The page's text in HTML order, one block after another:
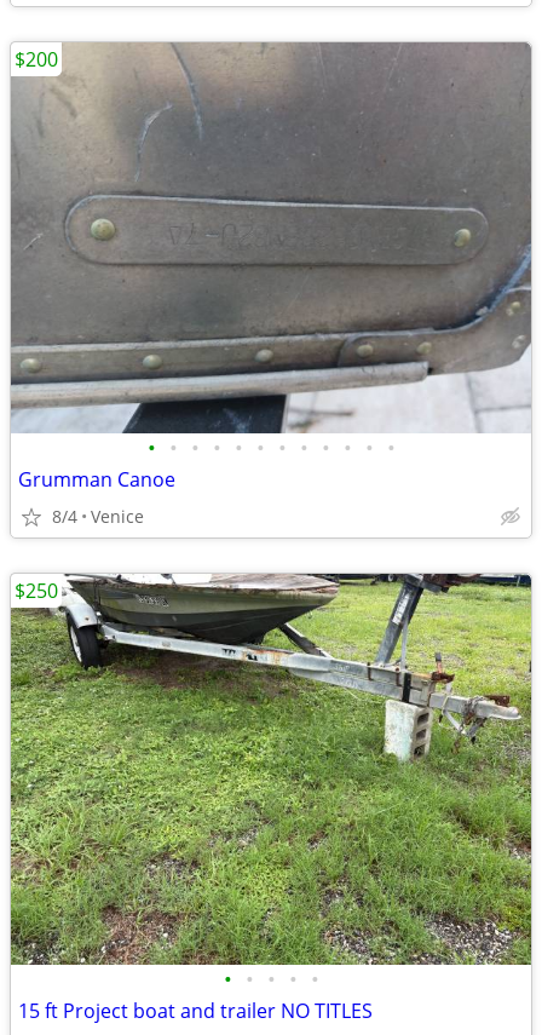
• • • • • • • • • • • •
Grumman Canoe
8/4 Venice
$200
• • • • •
15 ft Project boat and trailer NO TITLES
$250